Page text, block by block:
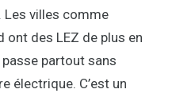
. Les villes comme
ont des LEZ de plus en
partout sans
électrique. C’est un